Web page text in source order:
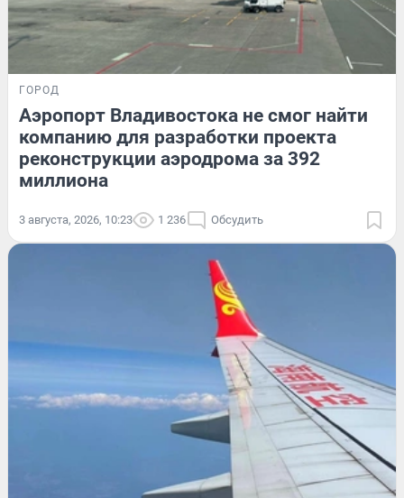
ГОРОД
Аэропорт Владивостока не смог найти
компанию для разработки проекта
реконструкции аэродрома за 392
миллиона
3 августа, 2026, 10:23 1 236 Обсудить